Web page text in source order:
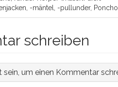
-mäntel, -pullunder, Poncho.
schreiben
um einen Kommentar